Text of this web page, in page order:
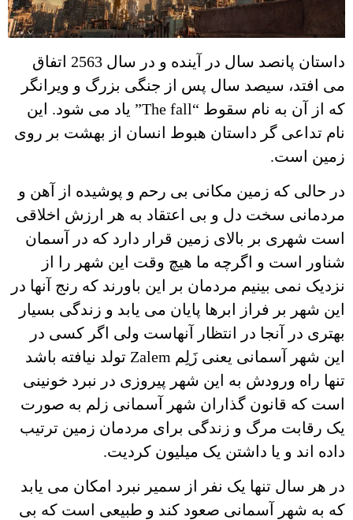
داستان پانصد سال در آینده و در سال 2563 اتفاق
می افتد، سیصد سال پس از جنگی بزرگ و ویرانگر
که از آن به نام سقوط “The fall” یاد می شود. این
نام تداعی گر داستان هبوط انسان از بهشت بر روی
زمین است.
در حالی که زمین مکانی بی رحم و پوشیده از آهن و
مردمانی سخت دل و بی اعتقاد به هر ارزش اخلاقی
است شهری بر بالای زمین قرار دارد که در آسمان
شناور است و اگرچه ما هیچ وقت این شهر را از
نزدیک نمی بینیم مردمان بر این باورند که رنج آنها در
این شهر بر فراز ابرها پایان می یابد و زندگی بسیار
بهتری در آنجا در انتظار آنهاست ولی اگر کسی در
این شهر آسمانی یعنی زَلِم Zalem تولد نیافته باشد
تنها راه ورودش به این شهر پیروزی در نبرد خونینی
است که قانون گذاران شهر آسمانی زلم به صورت
یک رقابت مرگ و زندگی برای مردمان زمین ترتیب
داده اند و یا داشتن یک میلیون کردیت.
در هر سال تنها یک نفر از سمیر نبرد امکان می یابد
که به شهر آسمانی صعود کند و طبیعی است که بی